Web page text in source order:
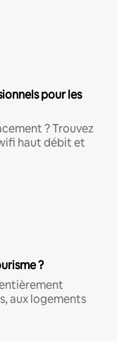
pour les
? Trouvez
haut débit et
?
aux logements